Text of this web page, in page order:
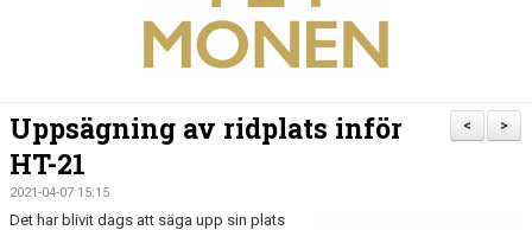
ANLÄGGNING
>
<
Uppsägning av ridplats inför
HT-21
2021-04-07 15:15
Det har blivit dags att säga upp sin plats